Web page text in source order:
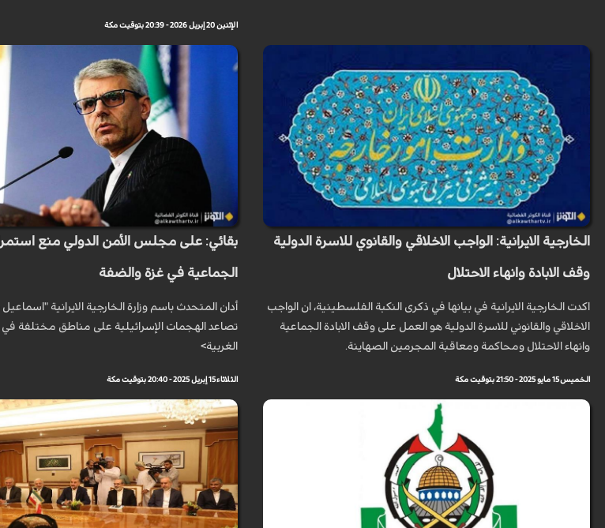
الإثنين 20 إبريل 2026 - 20:39 بتوقيت مكة
الخارجية الايرانية: الواجب الاخلاقي والقانوي للاسرة الدولية
وقف الابادة وانهاء الاحتلال
اكدت الخارجية الايرانية في بيانها في ذكرى النكبة الفلسطينية، ان الواجب
الاخلاقي والقانوني للاسرة الدولية هو العمل على وقف الابادة الجماعية
وانهاء الاحتلال ومحاكمة ومعاقبة المجرمين الصهاينة.
الخميس 15 مايو 2025 - 21:50 بتوقيت مكة
بقائي: على مجلس الأمن الدولي منع استمرار
الجماعية في غزة والضفة
أدان المتحدث باسم وزارة الخارجية الايرانية "اسماعيل
تصاعد الهجمات الإسرائيلية على مناطق مختلفة
الغربية>
الثلاثاء 15 إبريل 2025 - 20:40 بتوقيت مكة